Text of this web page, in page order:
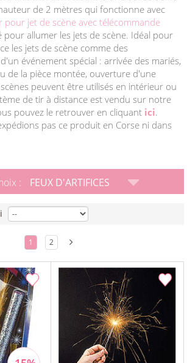
de 2 mètres qui fonctionne avec
pour jet de scène avec télécommande
pour allumer les jets de scène. Idéal pour
les jets de scène comme des
événement spécial : arrivée des mariés,
de la pièce montée, ouverture d'une
peuvent être utilisés en intérieur ou
de tir à distance est vendu sur notre
pouvez le retrouver en cliquant ici.
pas ce produit en Corse ni dans
: FEUX D'ARTIFICES
1 2